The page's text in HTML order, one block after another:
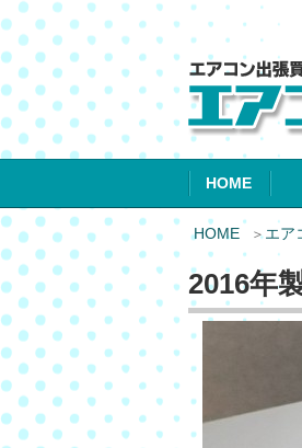
エア
HOME
HOME エア
2016年